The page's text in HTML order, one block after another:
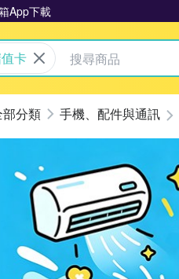
App下載
卡
手機、配件與通訊